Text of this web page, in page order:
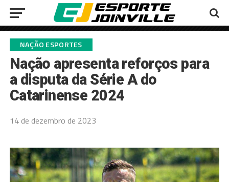
NAÇÃO ESPORTES
Nação apresenta reforços para
a disputa da Série A do
Catarinense 2024
14 de dezembro de 2023